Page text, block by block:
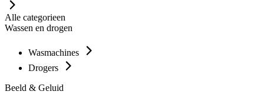
Alle categorieen
Wassen en drogen
Wasmachines
Drogers
Beeld & Geluid